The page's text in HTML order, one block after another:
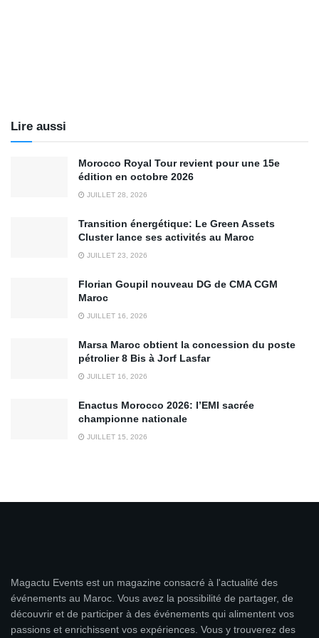
Lire aussi
Morocco Royal Tour revient pour une 15e
édition en octobre 2026
JUILLET 28, 2026
Transition énergétique: Le Green Assets
Cluster lance ses activités au Maroc
JUILLET 23, 2026
Florian Goupil nouveau DG de CMA CGM
Maroc
JUILLET 16, 2026
Marsa Maroc obtient la concession du poste
pétrolier 8 Bis à Jorf Lasfar
JUILLET 16, 2026
Enactus Morocco 2026: l’EMI sacrée
championne nationale
JUILLET 15, 2026
Magactu Events est un magazine consacré à l'actualité des
événements au Maroc. Vous avez la possibilité de partager, de
découvrir et de participer à des événements qui alimentent vos
passions et enrichissent vos expériences. Vous y trouverez des